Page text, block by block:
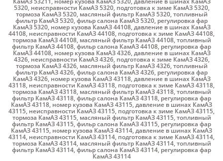
5320, неисправности КамАЗ 5320, подготовка к зиме КамАЗ 5320,
тормоза КамАЗ 5320, масляный фильтр КамАЗ 5320,топливный
фильтр КамАЗ 5320,фильр салона КамАЗ 5320, регулировка фар
КамАЗ 5320, номер кузова КамАЗ 44108,давление в шинах КамАЗ
44108, неисправности КамАЗ 44108, подготовка к зиме КамАЗ 44108,
тормоза КамАЗ 44108, масляный фильтр КамАЗ 44108,топливный
фильтр КамАЗ 44108,фильр салона КамАЗ 44108, регулировка фар
КамАЗ 44108, номер кузова КамАЗ 4326,давление в шинах КамАЗ
4326, неисправности КамАЗ 4326, подготовка к зиме КамАЗ 4326,
тормоза КамАЗ 4326, масляный фильтр КамАЗ 4326,топливный
фильтр КамАЗ 4326,фильр салона КамАЗ 4326, регулировка фар
КамАЗ 4326, номер кузова КамАЗ 43118,давление в шинах КамАЗ
43118, неисправности КамАЗ 43118, подготовка к зиме КамАЗ 43118,
тормоза КамАЗ 43118, масляный фильтр КамАЗ 43118,топливный
фильтр КамАЗ 43118,фильр салона КамАЗ 43118, регулировка фар
КамАЗ 43118, номер кузова КамАЗ 43115,давление в шинах КамАЗ
43115, неисправности КамАЗ 43115, подготовка к зиме КамАЗ 43115,
тормоза КамАЗ 43115, масляный фильтр КамАЗ 43115,топливный
фильтр КамАЗ 43115,фильр салона КамАЗ 43115, регулировка фар
КамАЗ 43115, номер кузова КамАЗ 43114,давление в шинах КамАЗ
43114, неисправности КамАЗ 43114, подготовка к зиме КамАЗ 43114,
тормоза КамАЗ 43114, масляный фильтр КамАЗ 43114,топливный
фильтр КамАЗ 43114,фильр салона КамАЗ 43114, регулировка фар
КамАЗ 43114